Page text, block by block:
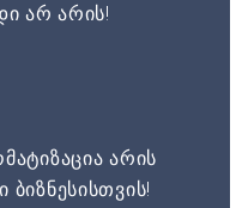
არ არის!
არის
ბიზნესისთვის!